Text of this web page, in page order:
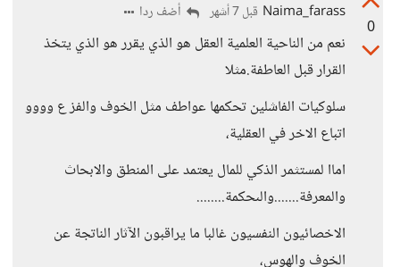
0
Naima_farass قبل 7 أشهر أضف ردا
نعم من الناحية العلمية العقل هو الذي يقرر هو الذي يتخذ
القرار قبل العاطفة.مثلا
سلوكيات الفاشلين تحكمها عواطف مثل الخوف والفز ع وووو
اتباع الاخر في العقلية،
اماا لمستثمر الذكي للمال يعتمد على المنطق والابحاث
والمعرفة.......والىحكمة........
الاخصائيون النفسيون غالبا ما يراقبون الآثار الناتجة عن
الخوف والهوس،